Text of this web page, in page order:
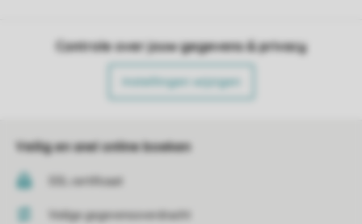
Controle over jouw gegevens & privacy
Instellingen wijzigen
Veilig en snel online boeken
SSL certificaat
Veilige gegevensoverdracht